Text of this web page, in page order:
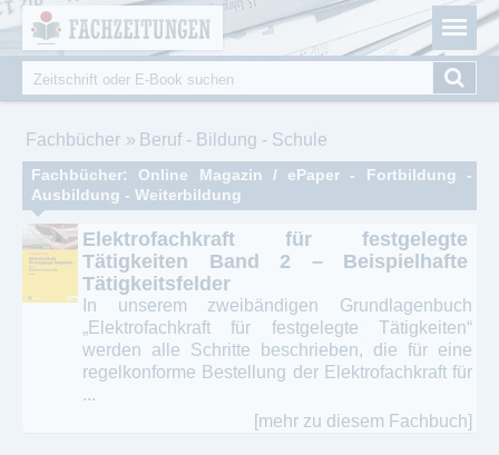
Fachzeitungen.de - Das unabhängige Portal für
Fachmagazine Fachpublikationen & eBooks
Suchformular
Suche
Fachbücher
Beruf - Bildung - Schule
Fachbücher: Online Magazin / ePaper - Fortbildung -
Ausbildung - Weiterbildung
Elektrofachkraft für festgelegte
Tätigkeiten Band 2 – Beispielhafte
Tätigkeitsfelder
In unserem zweibändigen Grundlagenbuch
„Elektrofachkraft für festgelegte Tätigkeiten“
werden alle Schritte beschrieben, die für eine
regelkonforme Bestellung der Elektrofachkraft für
...
[mehr zu diesem Fachbuch]
Cookie-Einstellungen